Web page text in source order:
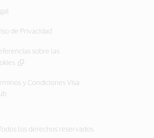
de Privacidad
sobre las
y Condiciones Visa
los derechos reservados.